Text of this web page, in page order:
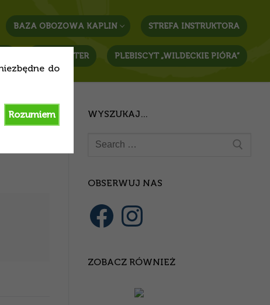
do
Rozumiem
BAZA OBOZOWA KAPLIN STREFA INSTRUKTORA
NEWSLETTER PLEBISCYT „WILDECKIE PIÓRA”
WYSZUKAJ…
Szukaj:
OBSERWUJ NAS
FacebookInstagram
ZOBACZ RÓWNIEŻ